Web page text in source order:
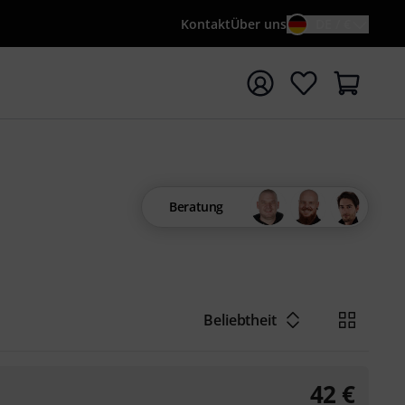
KontaktÜber uns
mit Suchwort {searchTerm} starten
Beratung
Beliebtheit
42 €